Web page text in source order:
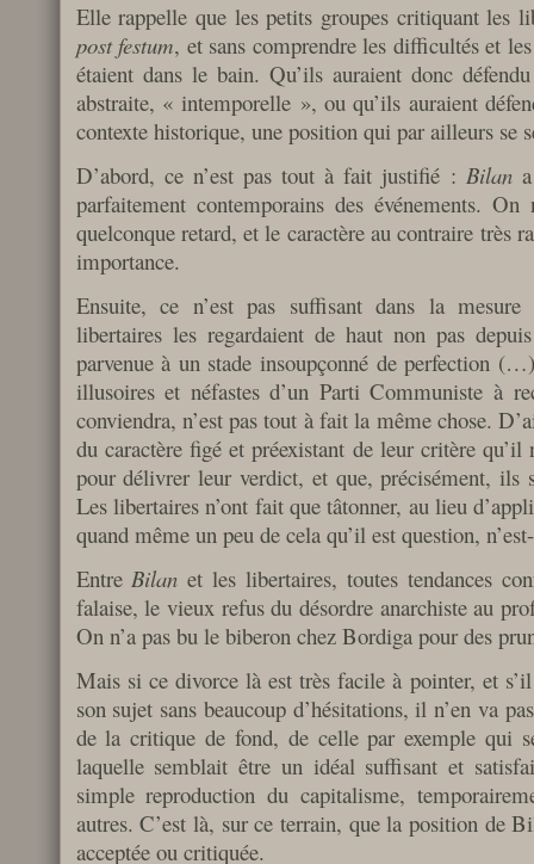
Elle rappelle que les petits groupes critiquant les
post festum, et sans comprendre les difficultés et
étaient dans le bain. Qu’ils auraient donc
abstraite, « intemporelle », ou qu’ils auraient
contexte historique, une position qui par ailleurs se
D’abord, ce n’est pas tout à fait justifié : Bilana
parfaitement contemporains des événements.
quelconque retard, et le caractère au contraire très
importance.
Ensuite, ce n’est pas suffisant dans la
libertaires les regardaient de haut non pas
parvenue à un stade insoupçonné de perfection
illusoires et néfastes d’un Parti Communiste à
conviendra, n’est pas tout à fait la même chose.
du caractère figé et préexistant de leur critère
pour délivrer leur verdict, et que, précisément, ils
Les libertaires n’ont fait que tâtonner, au lieu
quand même un peu de cela qu’il est question,
EntreBilan et les libertaires, toutes tendances
falaise, le vieux refus du désordre anarchiste au
On n’a pas bu le biberon chez Bordiga pour des
Mais si ce divorce là est très facile à pointer, et
son sujet sans beaucoup d’hésitations, il n’en va
de la critique de fond, de celle par exemple qui
laquelle semblait être un idéal suffisant et
simple reproduction du capitalisme,
autres. C’est là, sur ce terrain, que la position de
acceptée ou critiquée.